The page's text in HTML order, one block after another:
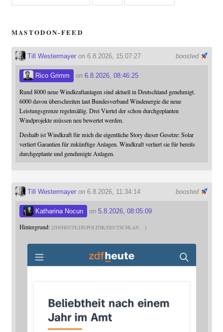
MASTODON-FEED
boosted
Till Westermayeron 6.8.2026, 15:07:27
Rico Grimm on 6.8.2026, 08:46:25
Rund 8000 neue Windkraftanlagen sind aktuell in Deutschland genehmigt.
6000 davon überschreiten laut Bundesverband Windenergie die neue
Leistungsgrenze regelmäßig. Drei Viertel der schon durchgeplanten
Windprojekte müssen neu bewertet werden.
Deshalb ist Windkraft für mich die eigentliche Story dieser Gesetze: Solar
verliert Garantien für zukünftige Anlagen. Windkraft verliert sie für bereits
durchgeplante und genehmigte Anlagen.
boosted
Till Westermayeron 6.8.2026, 11:34:14
Katharina Nocun on 5.8.2026, 08:05:09
Hintergrund: ZDFHEUTE.DE/POLITIK/DEUTSCHLAN